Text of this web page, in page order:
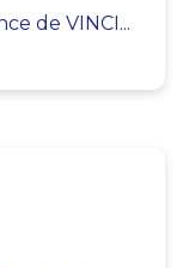
de VINCI...